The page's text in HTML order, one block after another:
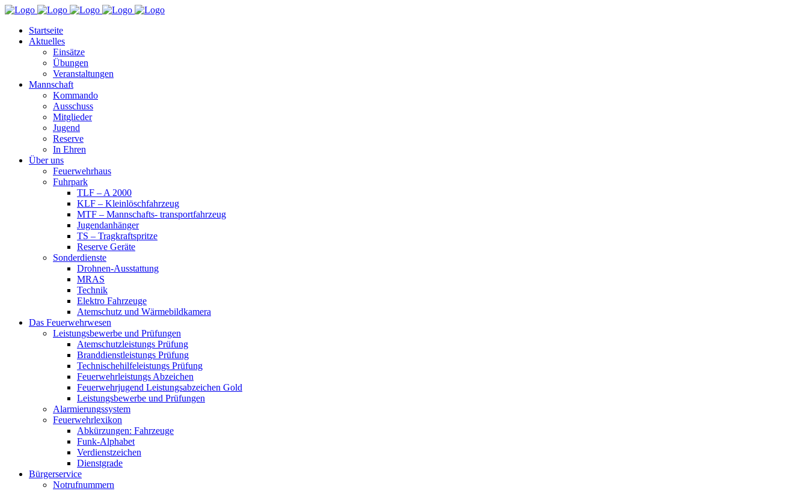
Startseite
Aktuelles
Einsätze
Übungen
Veranstaltungen
Mannschaft
Kommando
Ausschuss
Mitglieder
Jugend
Reserve
In Ehren
Über uns
Feuerwehrhaus
Fuhrpark
TLF – A 2000
KLF – Kleinlöschfahrzeug
MTF – Mannschafts- transportfahrzeug
Jugendanhänger
TS – Tragkraftspritze
Reserve Geräte
Sonderdienste
Drohnen-Ausstattung
MRAS
Technik
Elektro Fahrzeuge
Atemschutz und Wärmebildkamera
Das Feuerwehrwesen
Leistungsbewerbe und Prüfungen
Atemschutzleistungs Prüfung
Branddienstleistungs Prüfung
Technischehilfeleistungs Prüfung
Feuerwehrleistungs Abzeichen
Feuerwehrjugend Leistungsabzeichen Gold
Leistungsbewerbe und Prüfungen
Alarmierungssystem
Feuerwehrlexikon
Abkürzungen: Fahrzeuge
Funk-Alphabet
Verdienstzeichen
Dienstgrade
Bürgerservice
Notrufnummern